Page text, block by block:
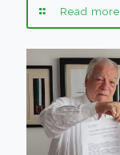
Read more